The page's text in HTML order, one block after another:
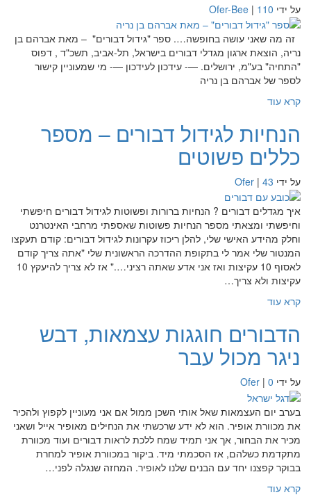
על ידי Ofer-Bee | 110
זה מה שאני עושה בחופשה…. ספר "גידול דבורים" – מאת אברהם בן
נריה, הוצאת ארגון מגדלי דבורים בישראל, תל-אביב, תשכ"ד , דפוס
"התחיה" בע"מ, ירושלים. —- עידכון לעידכון —- מי שמעוניין קישור
לספר של אברהם בן נריה
קרא עוד
הנחיות לגידול דבורים – מספר
כללים פשוטים
על ידי Ofer | 43
איך מגדלים דבורים ? הנחיות ברורות ופשוטות לגידול דבורים חיפשתי
וחיפשתי ומצאתי מספר הנחיות פשוטות שאספתי מרחבי האינטרנט
וחלק מהידע האישי שלי, להלן ריכוז עקרונות לגידול דבורים: קודם תעקצו
המנטור שלי אמר לי בתקופת ההדרכה הראשונית שלי "אתה צריך קודם
לאסוף 10 עקיצות ואז אני אדע שאתה רציני…." אז לא צריך להיעקץ 10
עקיצות ולא צריך…
קרא עוד
הדבורים חוגגות עצמאות, דבש
ניגר מכול עבר
על ידי Ofer | 0
בערב יום העצמאות שאל אותי השכן ממול אם אני מעוניין לקפוץ ולהכיר
את מכוורת אופיר. הוא לא ידע שרכשתי את הנחילים מאופיר אייל ושאני
מכיר את הבחור, אך אני תמיד שמח ללכת לראות דבורים ועוד מכוורת
מתקדמת כשלהם, אז הסכמתי מיד. ביקור במכוורת אופיר למחרת
בבוקר קפצנו יחד עם הבנים שלנו לאופיר. המחזה שנגלה לפני…
קרא עוד